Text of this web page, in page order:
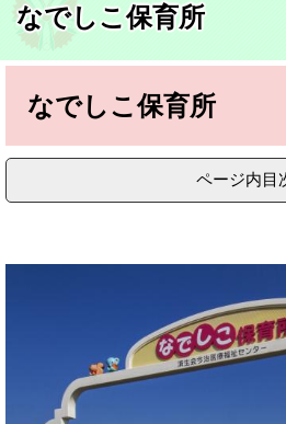
文なでしこ保育所
なでしこ保育所
ページ内目